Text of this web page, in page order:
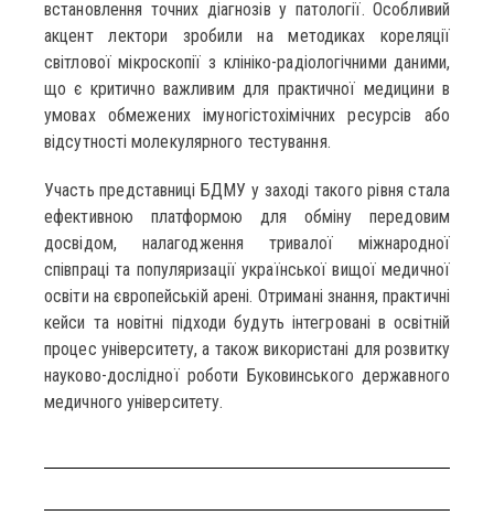
встановлення точних діагнозів у патології. Особливий
акцент лектори зробили на методиках кореляції
світлової мікроскопії з клініко-радіологічними даними,
що є критично важливим для практичної медицини в
умовах обмежених імуногістохімічних ресурсів або
відсутності молекулярного тестування.
Участь представниці БДМУ у заході такого рівня стала
ефективною платформою для обміну передовим
досвідом, налагодження тривалої міжнародної
співпраці та популяризації української вищої медичної
освіти на європейській арені. Отримані знання, практичні
кейси та новітні підходи будуть інтегровані в освітній
процес університету, а також використані для розвитку
науково-дослідної роботи Буковинського державного
медичного університету.